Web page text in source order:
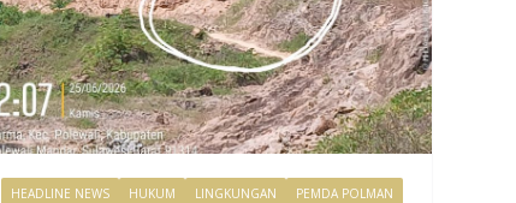
HEADLINE NEWS HUKUM LINGKUNGAN
PEMDA POLMAN